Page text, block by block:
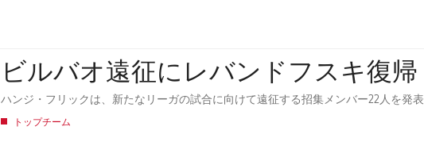
ビルバオ遠征にレバンドフスキ復帰
ハンジ・フリックは、新たなリーガの試合に向けて遠征する招集メンバー22人を発表
トップチーム